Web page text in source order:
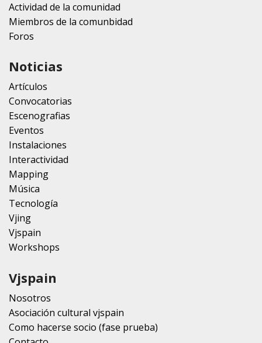
Actividad de la comunidad
Miembros de la comunbidad
Foros
Noticias
Artículos
Convocatorias
Escenografias
Eventos
Instalaciones
Interactividad
Mapping
Música
Tecnología
Vjing
Vjspain
Workshops
Vjspain
Nosotros
Asociación cultural vjspain
Como hacerse socio (fase prueba)